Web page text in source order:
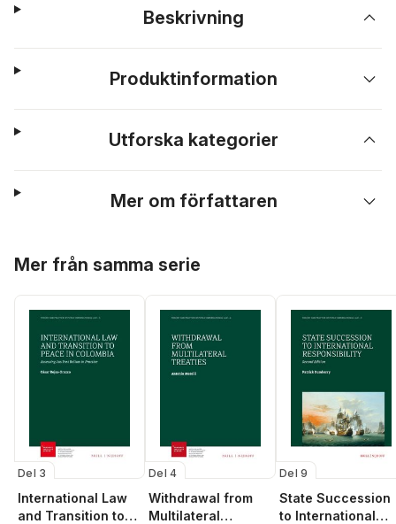
Beskrivning
Produktinformation
Utforska kategorier
Mer om författaren
Mer från samma serie
Del 3
International Law
and Transition to
Del 4
Withdrawal from
Multilateral
Del 9
State Succession
to International